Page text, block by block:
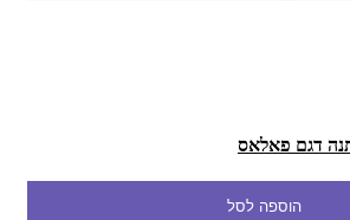
הוספה לסל